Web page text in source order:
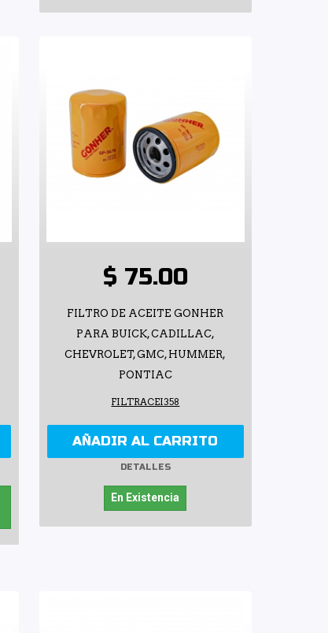
$ 75.00
FILTRO DE ACEITE GONHER
PARA BUICK, CADILLAC,
CHEVROLET, GMC, HUMMER,
PONTIAC
FILTRACEI358
AÑADIR AL CARRITO
DETALLES
En Existencia